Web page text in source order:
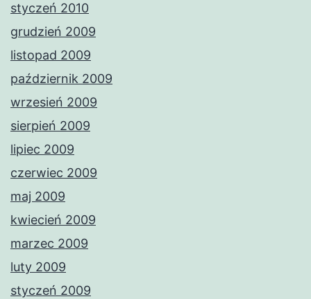
styczeń 2010
grudzień 2009
listopad 2009
październik 2009
wrzesień 2009
sierpień 2009
lipiec 2009
czerwiec 2009
maj 2009
kwiecień 2009
marzec 2009
luty 2009
styczeń 2009